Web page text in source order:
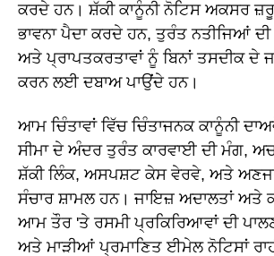
ਕਰਦੇ ਹਨ। ਸ਼ੱਕੀ ਕਾਨੂੰਨੀ ਨੋਟਿਸ ਅਕਸਰ
ਭਾਵਨਾ ਪੈਦਾ ਕਰਦੇ ਹਨ, ਤੁਰੰਤ ਨਤੀਜਿਆਂ
ਅਤੇ ਪ੍ਰਾਪਤਕਰਤਾਵਾਂ ਨੂੰ ਬਿਨਾਂ ਤਸਦੀਕ ਦੇ
ਕਰਨ ਲਈ ਦਬਾਅ ਪਾਉਂਦੇ ਹਨ।
ਆਮ ਚਿੰਤਾਵਾਂ ਵਿੱਚ ਚਿੰਤਾਜਨਕ ਕਾਨੂੰਨੀ
ਸੀਮਾ ਦੇ ਅੰਦਰ ਤੁਰੰਤ ਕਾਰਵਾਈ ਦੀ ਮੰਗ,
ਸ਼ੱਕੀ ਲਿੰਕ, ਅਸਪਸ਼ਟ ਕੇਸ ਵੇਰਵੇ, ਅਤੇ
ਸੰਚਾਰ ਸ਼ਾਮਲ ਹਨ। ਜਾਇਜ਼ ਅਦਾਲਤਾਂ ਅਤੇ
ਆਮ ਤੌਰ 'ਤੇ ਰਸਮੀ ਪ੍ਰਕਿਰਿਆਵਾਂ ਦੀ
ਅਤੇ ਮਾੜੀਆਂ ਪ੍ਰਮਾਣਿਤ ਈਮੇਲ ਨੋਟਿਸਾਂ